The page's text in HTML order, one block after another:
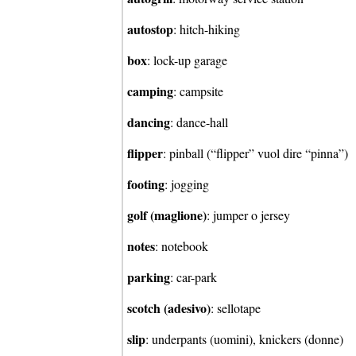
autostop: hitch-hiking
box: lock-up garage
camping: campsite
dancing: dance-hall
flipper: pinball (“flipper” vuol dire “pinna”)
footing: jogging
golf (maglione): jumper o jersey
notes: notebook
parking: car-park
scotch (adesivo): sellotape
slip: underpants (uomini), knickers (donne)